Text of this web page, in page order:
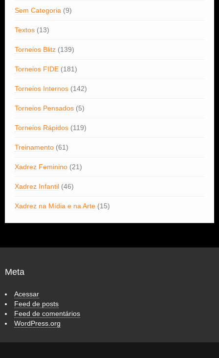
Sem Categoria (9)
Textos (13)
Torneios Blitz (139)
Torneios FIDE (181)
Torneios Internos (142)
Torneios Pensados (5)
Torneios Rápidos (119)
Treinamento (61)
Xadrez Feminino (21)
Xadrez Infantil (46)
Xadrez na Mídia e na Arte (15)
Meta
Acessar
Feed de posts
Feed de comentários
WordPress.org